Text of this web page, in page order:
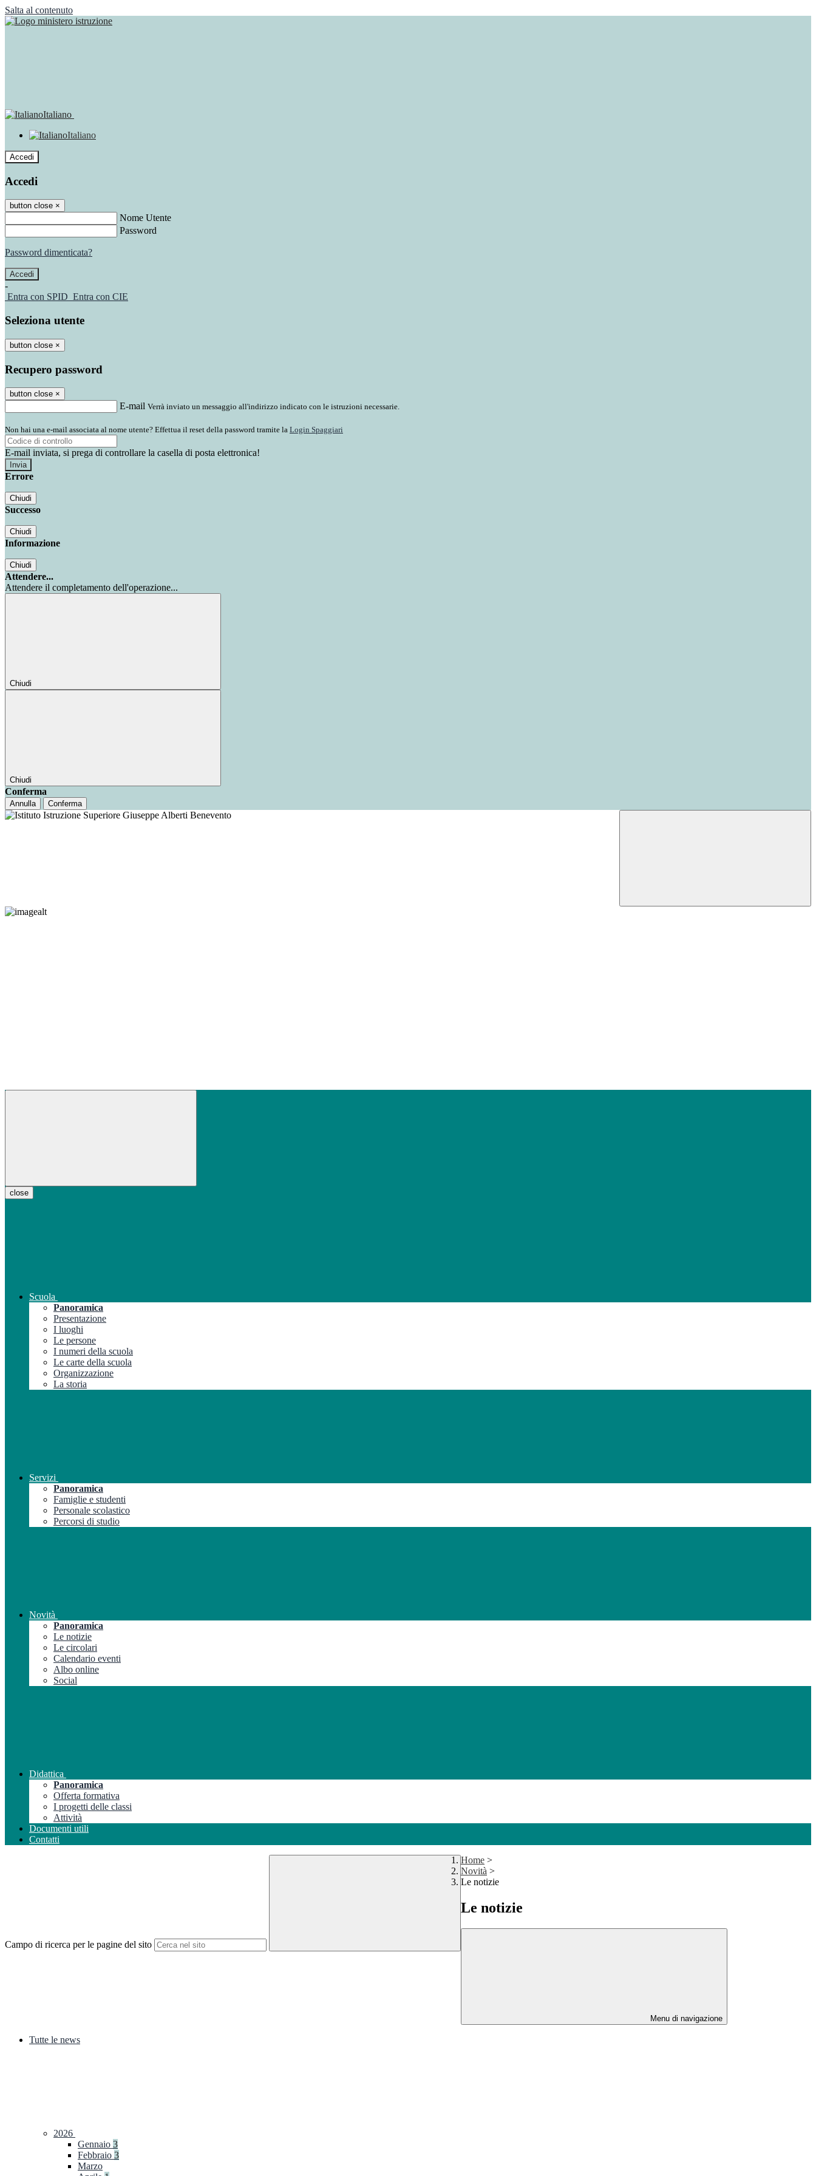
Salta al contenuto
Italiano
Italiano
Accedi
Accedi
button close ×
Nome Utente
Password
Password dimenticata?
-
Entra con SPID Entra con CIE
Seleziona utente
button close ×
Recupero password
button close ×
E-mail Verrà inviato un messaggio all'indirizzo indicato con le istruzioni necessarie.
Non hai una e-mail associata al nome utente? Effettua il reset della password tramite la Login Spaggiari
E-mail inviata, si prega di controllare la casella di posta elettronica!
Errore
Chiudi
Successo
Chiudi
Informazione
Chiudi
Attendere...
Attendere il completamento dell'operazione...
Chiudi
Chiudi
Conferma
Annulla Conferma
close
Scuola
Panoramica
Presentazione
I luoghi
Le persone
I numeri della scuola
Le carte della scuola
Organizzazione
La storia
Servizi
Panoramica
Famiglie e studenti
Personale scolastico
Percorsi di studio
Novità
Panoramica
Le notizie
Le circolari
Calendario eventi
Albo online
Social
Didattica
Panoramica
Offerta formativa
I progetti delle classi
Attività
Documenti utili
Contatti
Campo di ricerca per le pagine del sito
Home >
Novità >
Le notizie
Le notizie
Menu di navigazione
Tutte le news
2026
Gennaio 3
Febbraio 3
Marzo